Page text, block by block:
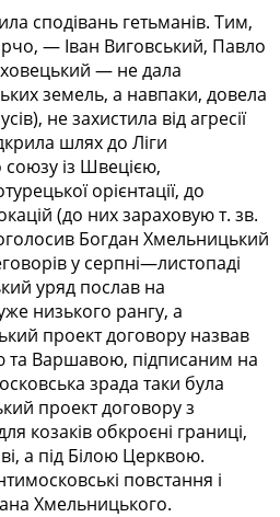
сподівань гетьманів. Тим,
— Іван Виговський, Павло
— не дала
земель, а навпаки, довела
не захистила від агресії
шлях до Ліги
союзу із Швецією,
орієнтації, до
(до них зараховую т. зв.
Богдан Хмельницький
у серпні—листопаді
уряд послав на
низького рангу, а
проект договору назвав
та Варшавою, підписаним на
зрада таки була
проект договору з
козаків обкроєні границі,
а під Білою Церквою.
повстання і
Хмельницького.